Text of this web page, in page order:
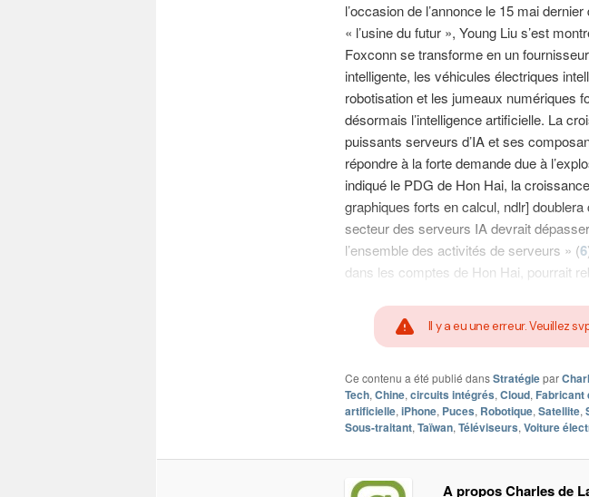
l’occasion de l’annonce le 15 mai
« l’usine du futur », Young Liu s’est
Foxconn se transforme en un
intelligente, les véhicules électriques
robotisation et les jumeaux numériques
désormais l’intelligence artificielle. La
puissants serveurs d’IA et ses
répondre à la forte demande due à
indiqué le PDG de Hon Hai, la
graphiques forts en calcul, ndlr]
secteur des serveurs IA devrait
l’ensemble des activités de serveurs » (6
dans les comptes de Hon Hai, pourrait
Il y a eu une erreur. Veuillez
Ce contenu a été publié dansStratégiepar
Tech, Chine, circuits intégrés, Cloud, Fabricant
artificielle, iPhone, Puces, Robotique, Satellite,
Sous-traitant, Taïwan, Téléviseurs, Voiture
A propos Charles de